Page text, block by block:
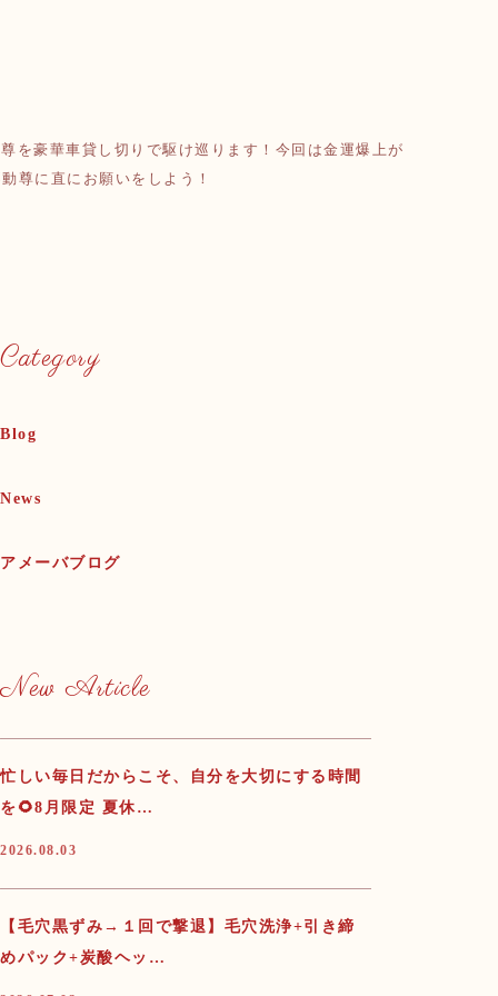
を豪華車貸し切りで駆け巡ります！今回は金運爆上が
尊に直にお願いをしよう！
Category
Blog
News
アメーバブログ
New Article
忙しい毎日だからこそ、自分を大切にする時間
を🌻8月限定 夏休…
2026.08.03
【毛穴黒ずみ→１回で撃退】毛穴洗浄+引き締
めパック+炭酸ヘッ…